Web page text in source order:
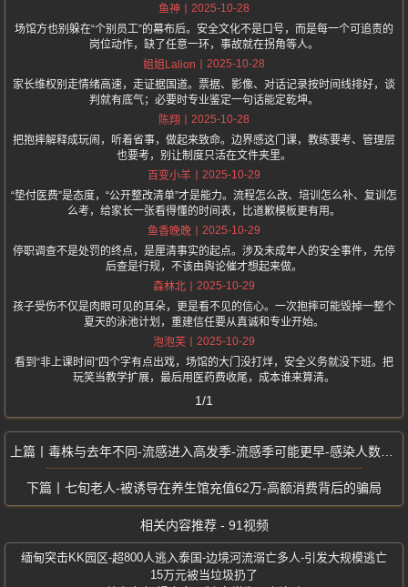
鱼神
2025-10-28
场馆方也别躲在“个别员工”的幕布后。安全文化不是口号，而是每一个可追责的
岗位动作，缺了任意一环，事故就在拐角等人。
姐姐Lalion
2025-10-28
家长维权别走情绪高速，走证据国道。票据、影像、对话记录按时间线排好，谈
判就有底气；必要时专业鉴定一句话能定乾坤。
陈翔
2025-10-28
把抱摔解释成玩闹，听着省事，做起来致命。边界感这门课，教练要考、管理层
也要考，别让制度只活在文件夹里。
百变小羊
2025-10-29
“垫付医费”是态度，“公开整改清单”才是能力。流程怎么改、培训怎么补、复训怎
么考，给家长一张看得懂的时间表，比道歉模板更有用。
鱼香晚晚
2025-10-29
停职调查不是处罚的终点，是厘清事实的起点。涉及未成年人的安全事件，先停
后查是行规，不该由舆论催才想起来做。
森林北
2025-10-29
孩子受伤不仅是肉眼可见的耳朵，更是看不见的信心。一次抱摔可能毁掉一整个
夏天的泳池计划，重建信任要从真诚和专业开始。
泡泡芙
2025-10-29
看到“非上课时间”四个字有点出戏，场馆的大门没打烊，安全义务就没下班。把
玩笑当教学扩展，最后用医药费收尾，成本谁来算清。
1/1
毒株与去年不同-流感进入高发季-流感季可能更早-感染人数更多
七旬老人-被诱导在养生馆充值62万-高额消费背后的骗局
相关内容推荐 - 91视频
缅甸突击KK园区-超800人逃入泰国-边境河流溺亡多人-引发大规模逃亡
15万元被当垃圾扔了